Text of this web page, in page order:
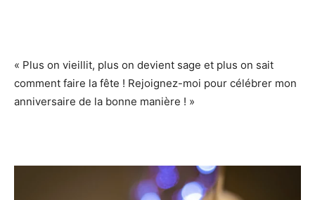
« Plus on vieillit, plus on devient sage et plus on sait
comment faire la fête ! Rejoignez-moi pour célébrer mon
anniversaire de la bonne manière ! »